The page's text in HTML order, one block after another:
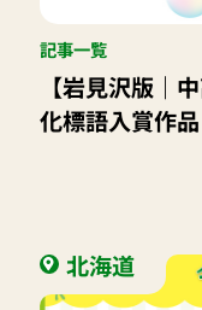
記事一覧
【岩見沢版｜
化標語入賞作品
北海道